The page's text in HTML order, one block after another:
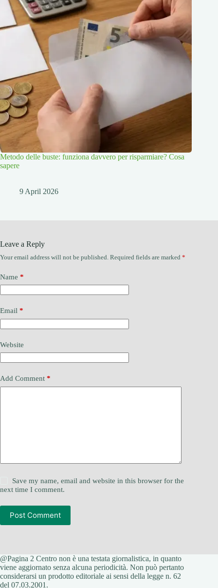
Metodo delle buste: funziona davvero per risparmiare? Cosa
sapere
9 April 2026
Leave a Reply
Your email address will not be published. Required fields are marked *
Name *
Email *
Website
Add Comment *
Save my name, email and website in this browser for the
next time I comment.
Post Comment
@Pagina 2 Centro non è una testata giornalistica, in quanto
viene aggiornato senza alcuna periodicità. Non può pertanto
considerarsi un prodotto editoriale ai sensi della legge n. 62
del 07.03.2001.